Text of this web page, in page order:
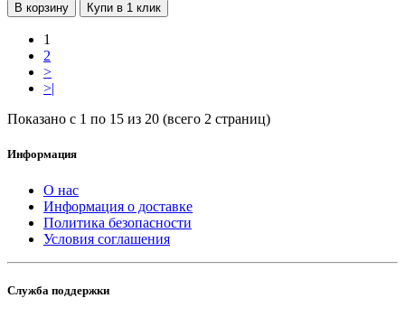
В корзину Купи в 1 клик
1
2
>
>|
Показано с 1 по 15 из 20 (всего 2 страниц)
Информация
О нас
Информация о доставке
Политика безопасности
Условия соглашения
Служба поддержки